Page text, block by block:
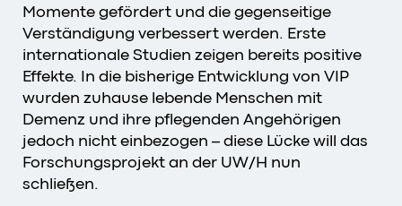
Momente gefördert und die gegenseitige
Verständigung verbessert werden. Erste
internationale Studien zeigen bereits positive
Effekte. In die bisherige Entwicklung von VIP
wurden zuhause lebende Menschen mit
Demenz und ihre pflegenden Angehörigen
jedoch nicht einbezogen – diese Lücke will das
Forschungsprojekt an der UW/H nun
schließen.